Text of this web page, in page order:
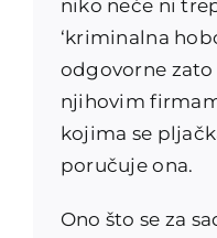
niko neće ni
‘kriminalna
odgovorne zato
njihovim
kojima se
poručuje ona.
Ono što se za